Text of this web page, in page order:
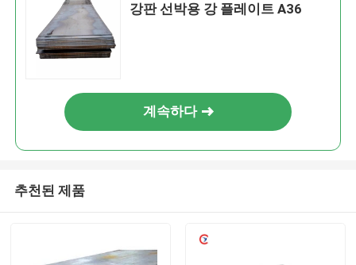
강판 선박용 강 플레이트 A36
계속하다
추천된 제품